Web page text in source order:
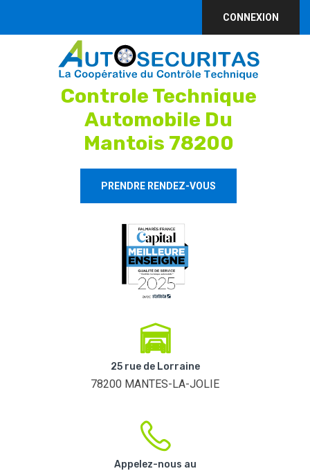
CONNEXION
Controle Technique
Automobile Du
Mantois 78200
PRENDRE RENDEZ-VOUS
25 rue de Lorraine
78200 MANTES-LA-JOLIE
Appelez-nous au